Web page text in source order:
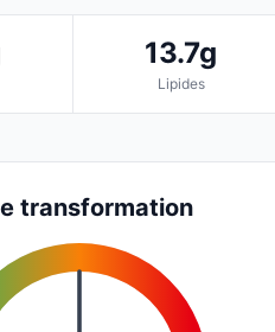
13.7g
Lipides
transformation